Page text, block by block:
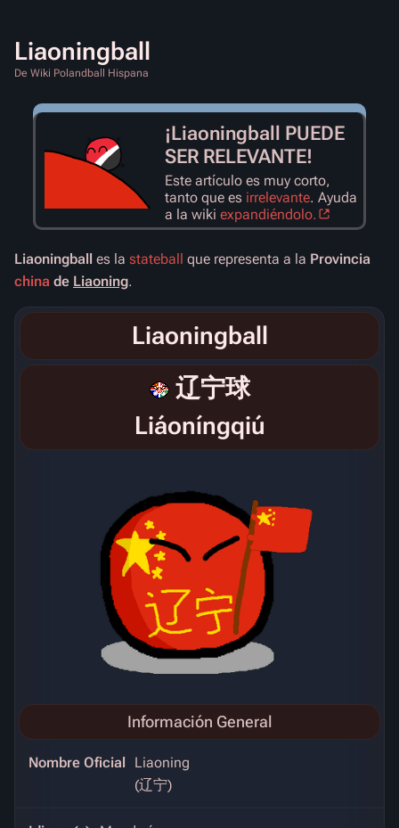
Liaoningball
De Wiki Polandball Hispana
¡Liaoningball PUEDE
SER RELEVANTE!
Este artículo es muy corto,
tanto que es irrelevante. Ayuda
a la wiki expandiéndolo.
Liaoningball es la stateball que representa a la Provincia
china de Liaoning.
Liaoningball
辽宁球
Liáoníngqiú
Información General
Nombre Oficial
Liaoning
(辽宁)